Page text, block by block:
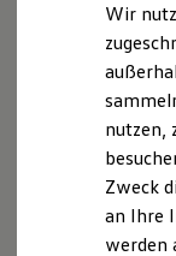
ID.
Laden
Wir
nutzen,
Zweck
an Ihre
werden